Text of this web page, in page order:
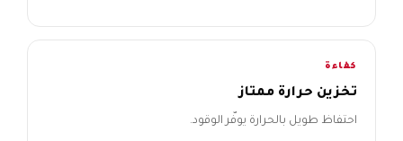
كفاءة
تخزين حرارة ممتاز
احتفاظ طويل بالحرارة يوفّر الوقود.